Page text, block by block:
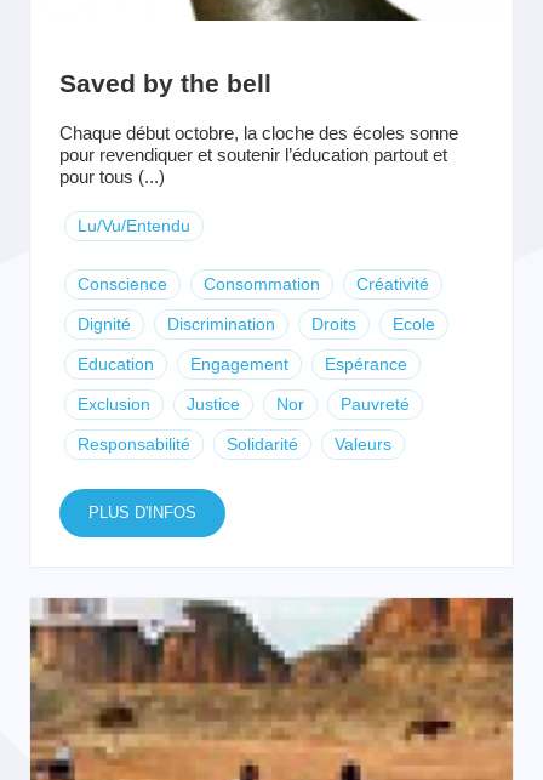
Saved by the bell
Chaque début octobre, la cloche des écoles sonne
pour revendiquer et soutenir l’éducation partout et
pour tous (...)
Lu/Vu/Entendu
Conscience Consommation Créativité
Dignité Discrimination Droits Ecole
Education Engagement Espérance
Exclusion Justice Nor Pauvreté
Responsabilité Solidarité Valeurs
PLUS D'INFOS